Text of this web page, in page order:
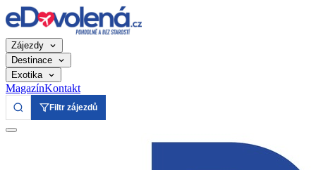
Zájezdy
Destinace
Exotika
MagazínKontakt
Filtr zájezdů